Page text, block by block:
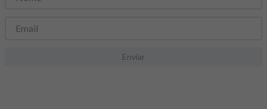
Enviar
8º snack proteico mundo verde
9 psyllium